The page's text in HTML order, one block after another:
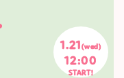
1.21(wed)
12:00
START!